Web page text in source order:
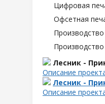
Цифровая
Офсетная
Лесник -
Описание
Лесник -
Описание